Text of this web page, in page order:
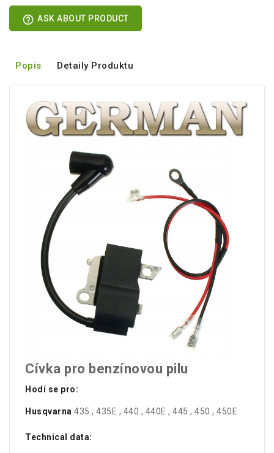
help_outline ASK ABOUT PRODUCT
Popis Detaily Produktu
Cívka pro benzínovou pilu
Hodí se pro:
Husqvarna 435 , 435E , 440 , 440E , 445 , 450 , 450E
Technical data: